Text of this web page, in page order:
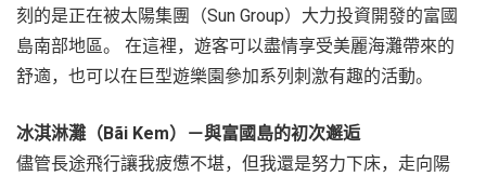
刻的是正在被太陽集團（Sun Group）大力投資開發的富國
島南部地區。 在這裡，遊客可以盡情享受美麗海灘帶來的
舒適，也可以在巨型遊樂園參加系列刺激有趣的活動。
冰淇淋灘（Bãi Kem）－與富國島的初次邂逅
儘管長途飛行讓我疲憊不堪，但我還是努力下床，走向陽